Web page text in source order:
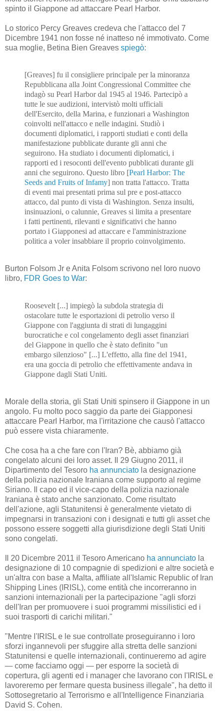
spinto il Giappone ad attaccare Pearl Harbor.
Lo storico Percy Greaves credeva che l'attacco del 7
Dicembre 1941 non fosse né inatteso né immotivato. Come
sua moglie, Betina Bien Greaves spiegò:
[Greaves] fu il consigliere principale per la minoranza
Repubblicana alla Joint Congressional Committee che
indagò su Pearl Harbor dal 1945 al 1946. Partecipò a
tutte le sue audizioni, intervistò molti ufficiali
dell'Esercito, della Marina, e funzionari a Washington
coinvolti nell'attacco e nelle indagini. Studiò i
documenti diplomatici, i rapporti studiati e conti della
manifestazione pubblicate durante gli anni che
seguirono. Ha studiato i documenti diplomatici, i
rapporti ed i resoconti dell'evento pubblicati durante gli
anni che seguirono. Questo libro [Pearl Harbor: The
Seeds and Fruits of Infamy] non tratta l'attacco. Tratta
di eventi mai presentati prima sul pre e post-attacco
attacco, dal punto di vista di Washington. Senza insulti,
insinuazioni, o calunnie, Greaves si limita a presentare
i fatti pertinenti, rilevanti e significativi che hanno
portato i Giapponesi ad attaccare e l'amministrazione
politica a voler insabbiare il proprio coinvolgimento.
Burton Folsom Jr e Anita Folsom scrivono nel loro nuovo
libro, FDR Goes to War:
Roosevelt [...] impiegò la subdola strategia di
ostacolare tutte le esportazioni di petrolio verso il
Giappone con l'aggiunta di strati di lungaggini
burocratiche e col congelamento degli asset finanziari
del Giappone in quello che è stato definito "un
embargo silenzioso" [...] L'effetto, alla fine del 1941,
era una goccia di petrolio che effettivamente andava in
Giappone dagli Stati Uniti.
Morale della storia, gli Stati Uniti spinsero il Giappone in un
angolo. Fu molto poco saggio da parte dei Giapponesi
attaccare Pearl Harbor, ma l'irritazione che causò l'attacco
può essere vista chiaramente.
Che cosa ha a che fare con l'Iran? Bè, abbiamo già
congelato alcuni dei loro asset. Il 29 Giugno 2011, il
Dipartimento del Tesoro ha annunciato la designazione
della polizia nazionale Iraniana come supporto al regime
Siriano. Il capo ed il vice-capo della polizia nazionale
Iraniana è stato anche sanzionato. Come risultato
dell'azione, agli Statunitensi è generalmente vietato di
impegnarsi in transazioni con i designati e tutti gli asset che
possono essere soggetti alla giurisdizione degli Stati Uniti
sono congelati.
Il 20 Dicembre 2011 il Tesoro Americano ha annunciato la
designazione di 10 compagnie di spedizioni e altre società e
un'altra con base a Malta, affiliate all'Islamic Republic of Iran
Shipping Lines (IRISL), come entità che incorreranno in
sanzioni internazionali per la partecipazione "agli sforzi
dell'Iran per promuovere i suoi programmi missilistici ed i
suoi trasporti di carichi militari."
"Mentre l'IRISL e le sue controllate proseguiranno i loro
sforzi ingannevoli per sfuggire alla stretta delle sanzioni
Statunitensi e quelle internazionali, continueremo ad agire
— come facciamo oggi — per esporre la società di
copertura, gli agenti ed i manager che lavorano con l'IRISL e
lavoreremo per fermare questa business illegale", ha detto il
Sottosegretario al Terrorismo e all'Intelligence Finanziaria
David S. Cohen.